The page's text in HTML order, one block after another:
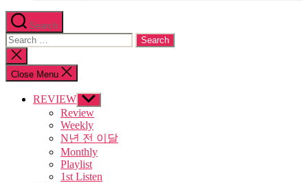
Search
Search
for:
Close
search
Close Menu
REVIEW Show
sub
menu
Review
Weekly
N년 전 이달
Monthly
Playlist
1st Listen